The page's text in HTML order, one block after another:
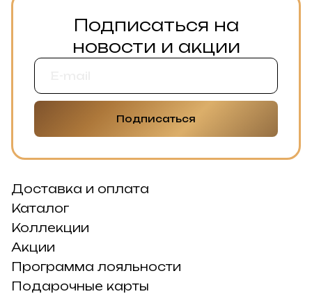
Подписаться на
новости и акции
Подписаться
Доставка и оплата
Каталог
Коллекции
Акции
Программа лояльности
Подарочные карты